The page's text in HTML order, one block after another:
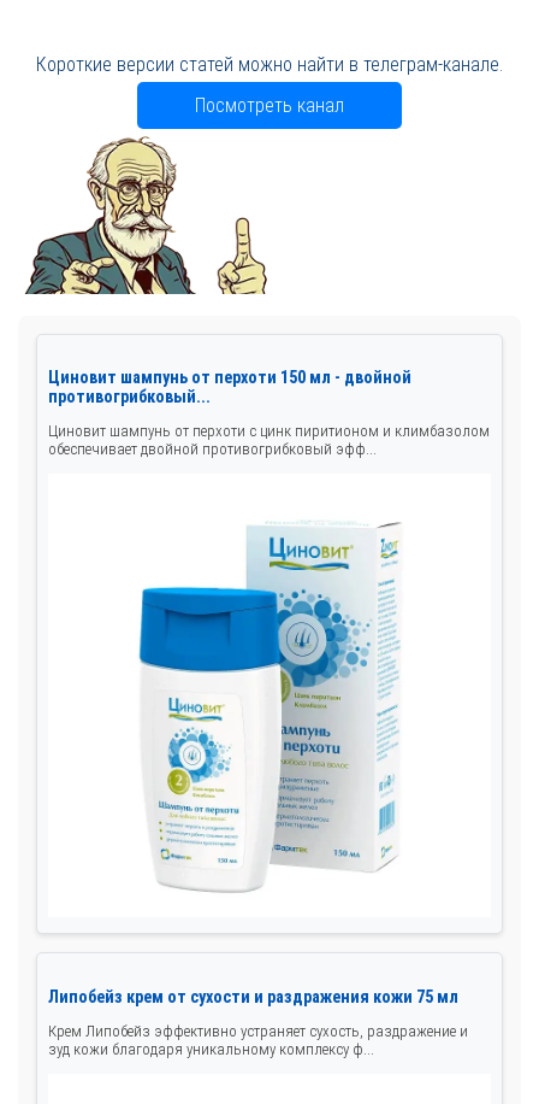
Короткие версии статей можно найти в телеграм-канале.
Посмотреть канал
Циновит шампунь от перхоти 150 мл - двойной
противогрибковый...
Циновит шампунь от перхоти с цинк пиритионом и климбазолом
обеспечивает двойной противогрибковый эфф...
Липобейз крем от сухости и раздражения кожи 75 мл
Крем Липобейз эффективно устраняет сухость, раздражение и
зуд кожи благодаря уникальному комплексу ф...